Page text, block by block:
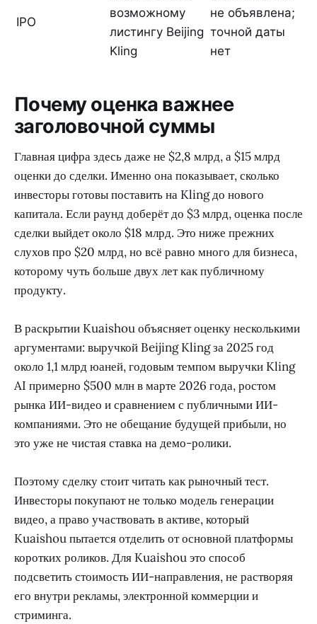
IPO
возможному
листингу Beijing
Kling
не объявлена;
точной даты
нет
Почему оценка важнее
заголовочной суммы
Главная цифра здесь даже не $2,8 млрд, а $15 млрд
оценки до сделки. Именно она показывает, сколько
инвесторы готовы поставить на Kling до нового
капитала. Если раунд доберёт до $3 млрд, оценка после
сделки выйдет около $18 млрд. Это ниже прежних
слухов про $20 млрд, но всё равно много для бизнеса,
которому чуть больше двух лет как публичному
продукту.
В раскрытии Kuaishou объясняет оценку несколькими
аргументами: выручкой Beijing Kling за 2025 год
около 1,1 млрд юаней, годовым темпом выручки Kling
AI примерно $500 млн в марте 2026 года, ростом
рынка ИИ-видео и сравнением с публичными ИИ-
компаниями. Это не обещание будущей прибыли, но
это уже не чистая ставка на демо-ролики.
Поэтому сделку стоит читать как рыночный тест.
Инвесторы покупают не только модель генерации
видео, а право участвовать в активе, который
Kuaishou пытается отделить от основной платформы
коротких роликов. Для Kuaishou это способ
подсветить стоимость ИИ-направления, не растворяя
его внутри рекламы, электронной коммерции и
стриминга.